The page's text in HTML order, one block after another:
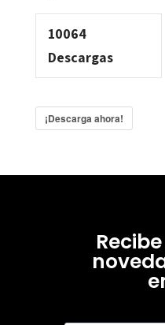
10064
Descargas
¡Descarga ahora!